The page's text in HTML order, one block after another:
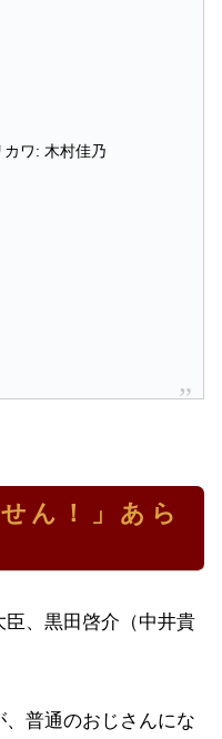
ワ: 木村佳乃
ん！」あら
、黒田啓介（中井貴
普通のおじさんにな